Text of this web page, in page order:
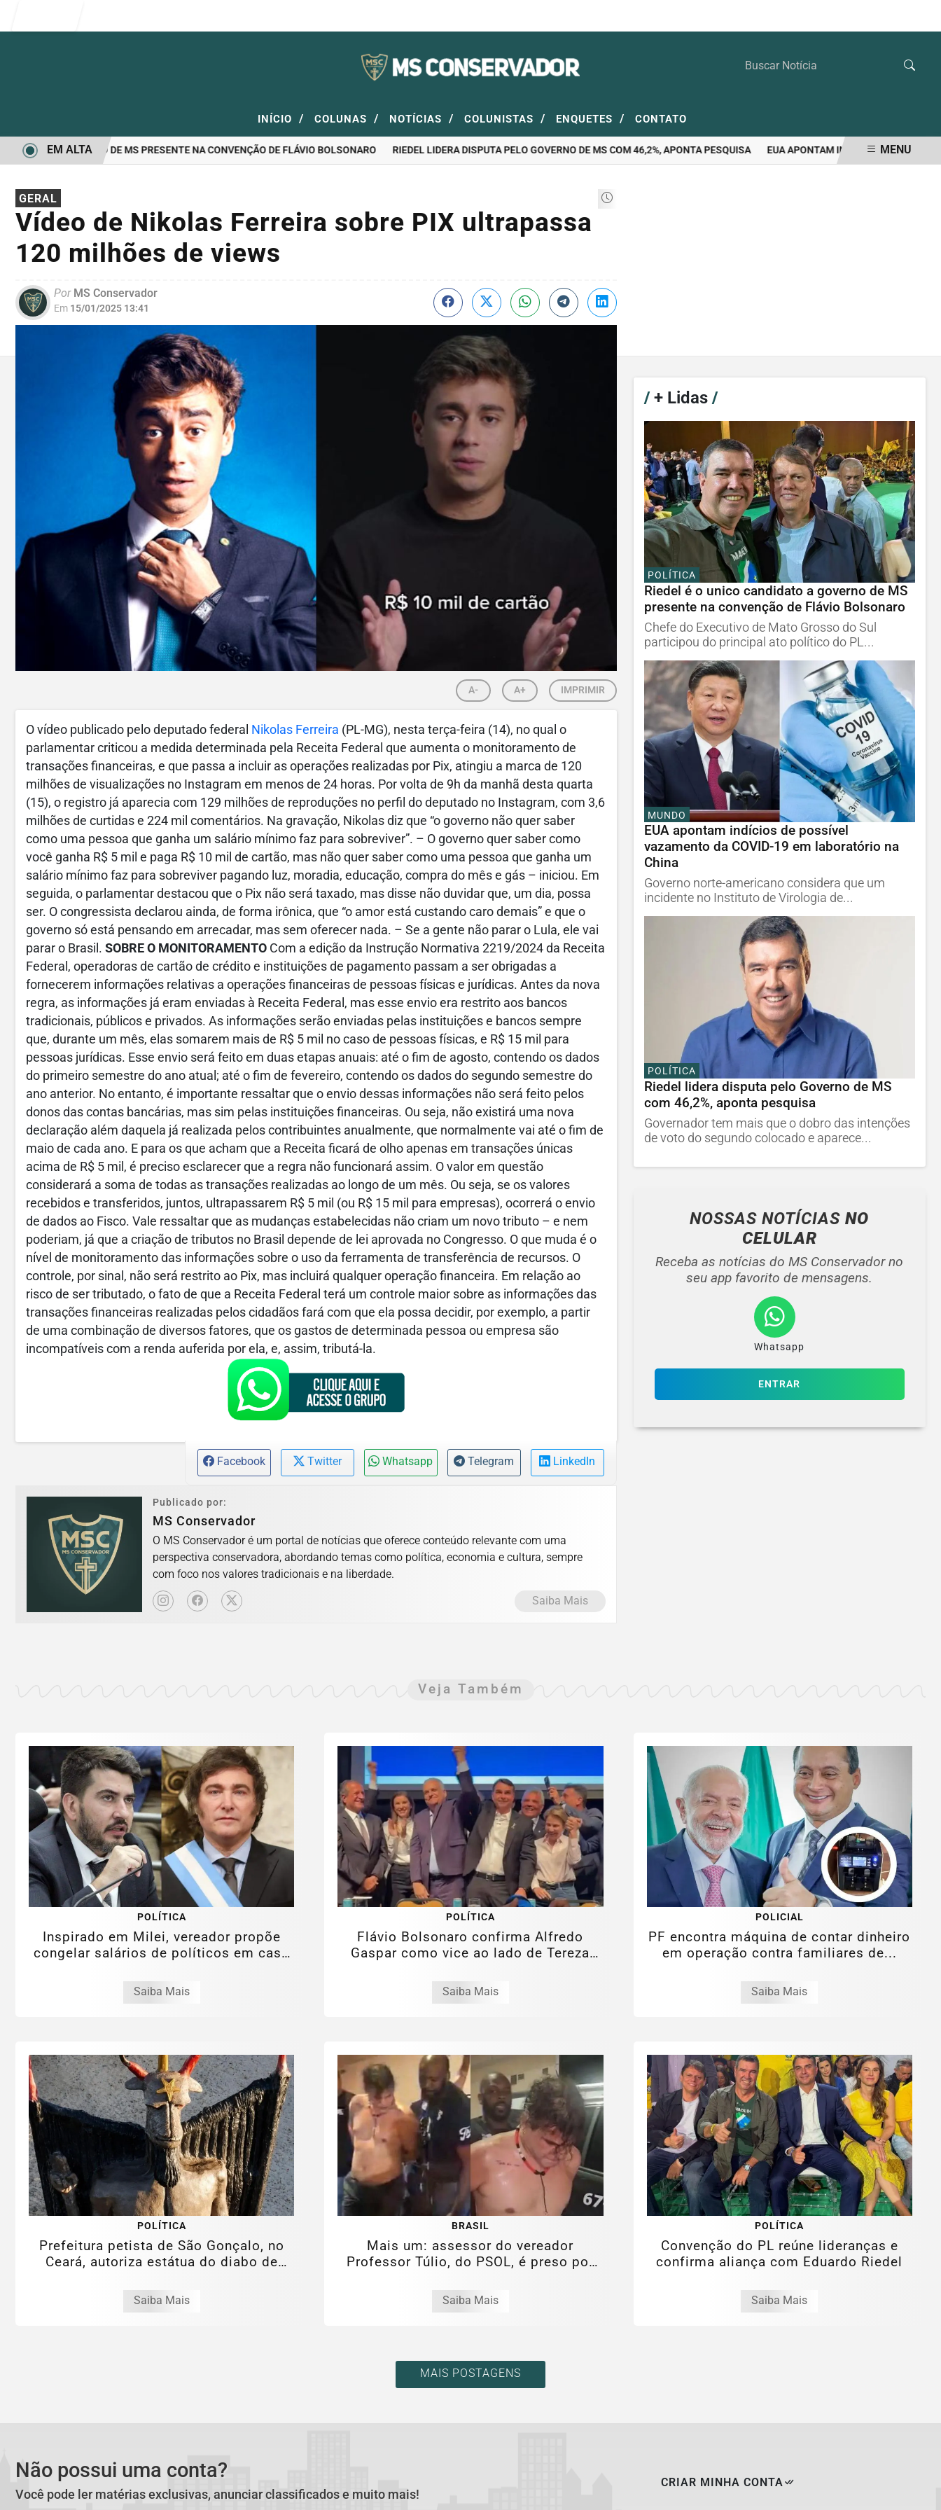
INÍCIO / COLUNAS / NOTÍCIAS / COLUNISTAS / ENQUETES / CONTATO
A GOVERNO DE MS PRESENTE NA CONVENÇÃO DE FLÁVIO BOLSONARO RIEDEL LIDERA DISPUTA PELO GOVERNO DE MS COM 46,2%, APONTA PESQUISA EUA APONTAM INDÍCIOS DE POSSÍVEL
EM ALTA MENU
GERAL
Vídeo de Nikolas Ferreira sobre PIX ultrapassa
120 milhões de views
PorMS Conservador
Em 15/01/2025 13:41
A- A+ IMPRIMIR
O vídeo publicado pelo deputado federal Nikolas Ferreira (PL-MG), nesta terça-feira (14), no qual o
parlamentar criticou a medida determinada pela Receita Federal que aumenta o monitoramento de
transações financeiras, e que passa a incluir as operações realizadas por Pix, atingiu a marca de 120
milhões de visualizações no Instagram em menos de 24 horas. Por volta de 9h da manhã desta quarta
(15), o registro já aparecia com 129 milhões de reproduções no perfil do deputado no Instagram, com 3,6
milhões de curtidas e 224 mil comentários. Na gravação, Nikolas diz que “o governo não quer saber
como uma pessoa que ganha um salário mínimo faz para sobreviver”. – O governo quer saber como
você ganha R$ 5 mil e paga R$ 10 mil de cartão, mas não quer saber como uma pessoa que ganha um
salário mínimo faz para sobreviver pagando luz, moradia, educação, compra do mês e gás – iniciou. Em
seguida, o parlamentar destacou que o Pix não será taxado, mas disse não duvidar que, um dia, possa
ser. O congressista declarou ainda, de forma irônica, que “o amor está custando caro demais” e que o
governo só está pensando em arrecadar, mas sem oferecer nada. – Se a gente não parar o Lula, ele vai
parar o Brasil. SOBRE O MONITORAMENTO Com a edição da Instrução Normativa 2219/2024 da Receita
Federal, operadoras de cartão de crédito e instituições de pagamento passam a ser obrigadas a
fornecerem informações relativas a operações financeiras de pessoas físicas e jurídicas. Antes da nova
regra, as informações já eram enviadas à Receita Federal, mas esse envio era restrito aos bancos
tradicionais, públicos e privados. As informações serão enviadas pelas instituições e bancos sempre
que, durante um mês, elas somarem mais de R$ 5 mil no caso de pessoas físicas, e R$ 15 mil para
pessoas jurídicas. Esse envio será feito em duas etapas anuais: até o fim de agosto, contendo os dados
do primeiro semestre do ano atual; até o fim de fevereiro, contendo os dados do segundo semestre do
ano anterior. No entanto, é importante ressaltar que o envio dessas informações não será feito pelos
donos das contas bancárias, mas sim pelas instituições financeiras. Ou seja, não existirá uma nova
declaração além daquela já realizada pelos contribuintes anualmente, que normalmente vai até o fim de
maio de cada ano. E para os que acham que a Receita ficará de olho apenas em transações únicas
acima de R$ 5 mil, é preciso esclarecer que a regra não funcionará assim. O valor em questão
considerará a soma de todas as transações realizadas ao longo de um mês. Ou seja, se os valores
recebidos e transferidos, juntos, ultrapassarem R$ 5 mil (ou R$ 15 mil para empresas), ocorrerá o envio
de dados ao Fisco. Vale ressaltar que as mudanças estabelecidas não criam um novo tributo – e nem
poderiam, já que a criação de tributos no Brasil depende de lei aprovada no Congresso. O que muda é o
nível de monitoramento das informações sobre o uso da ferramenta de transferência de recursos. O
controle, por sinal, não será restrito ao Pix, mas incluirá qualquer operação financeira. Em relação ao
risco de ser tributado, o fato de que a Receita Federal terá um controle maior sobre as informações das
transações financeiras realizadas pelos cidadãos fará com que ela possa decidir, por exemplo, a partir
de uma combinação de diversos fatores, que os gastos de determinada pessoa ou empresa são
incompatíveis com a renda auferida por ela, e, assim, tributá-la.
Facebook Twitter Whatsapp Telegram LinkedIn
Publicado por:
MS Conservador
O MS Conservador é um portal de notícias que oferece conteúdo relevante com uma
perspectiva conservadora, abordando temas como política, economia e cultura, sempre
com foco nos valores tradicionais e na liberdade.
Saiba Mais
/+ Lidas /
POLÍTICA
Riedel é o unico candidato a governo de MS
presente na convenção de Flávio Bolsonaro
Chefe do Executivo de Mato Grosso do Sul
participou do principal ato político do PL...
MUNDO
EUA apontam indícios de possível
vazamento da COVID-19 em laboratório na
China
Governo norte-americano considera que um
incidente no Instituto de Virologia de...
POLÍTICA
Riedel lidera disputa pelo Governo de MS
com 46,2%, aponta pesquisa
Governador tem mais que o dobro das intenções
de voto do segundo colocado e aparece...
NOSSAS NOTÍCIASNO
CELULAR
Receba as notícias do MS Conservador no
seu app favorito de mensagens.
Whatsapp
ENTRAR
Veja Também
POLÍTICA
Inspirado em Milei, vereador propõe
congelar salários de políticos em caso
Saiba Mais
POLÍTICA
Flávio Bolsonaro confirma Alfredo
Gaspar como vice ao lado de Tereza
Saiba Mais
POLICIAL
PF encontra máquina de contar dinheiro
em operação contra familiares de...
Saiba Mais
POLÍTICA
Prefeitura petista de São Gonçalo, no
Ceará, autoriza estátua do diabo de
Saiba Mais
BRASIL
Mais um: assessor do vereador
Professor Túlio, do PSOL, é preso por
Saiba Mais
POLÍTICA
Convenção do PL reúne lideranças e
confirma aliança com Eduardo Riedel
Saiba Mais
MAIS POSTAGENS
Não possui uma conta?
Você pode ler matérias exclusivas, anunciar classificados e muito mais!
CRIAR MINHA CONTA